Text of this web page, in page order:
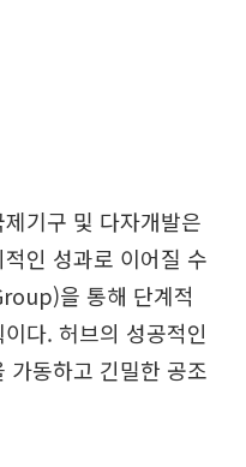
기구 및 다자개발은
인 성과로 이어질 수
을 통해 단계적
다. 허브의 성공적인
가동하고 긴밀한 공조